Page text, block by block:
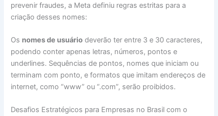
prevenir fraudes, a Meta definiu regras estritas para a
criação desses nomes:
Os nomes de usuário deverão ter entre 3 e 30 caracteres,
podendo conter apenas letras, números, pontos e
underlines. Sequências de pontos, nomes que iniciam ou
terminam com ponto, e formatos que imitam endereços de
internet, como “www” ou “.com”, serão proibidos.
Desafios Estratégicos para Empresas no Brasil com o